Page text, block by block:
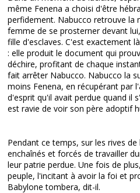
même Fenena a choisi d'être
perfidement. Nabucco retrouve la
femme de se prosterner devant
fille d'esclaves. C'est exactement
: elle produit le document qui
déchire, profitant de chaque
fait arrêter Nabucco. Nabucco la
moins Fenena, en récupérant par
d'esprit qu'il avait perdue quand il
est ravie de voir son père adoptif
Pendant ce temps, sur les rives
enchaînés et forcés de travailler
leur patrie perdue. Une fois de
peuple, l'incitant à avoir la foi et
Babylone tombera, dit-il.